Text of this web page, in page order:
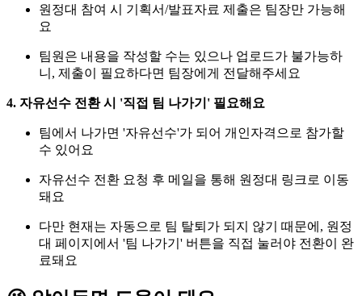
원정대 참여 시 기획서/발표자료 제출은 팀장만 가능해
요
팀원은 내용을 작성할 수는 있으나 업로드가 불가능하
니, 제출이 필요하다면 팀장에게 전달해주세요
4. 자유선수 전환 시 '직접 팀 나가기' 필요해요
팀에서 나가면 '자유선수'가 되어 개인자격으로 참가할
수 있어요
자유선수 전환 요청 후 메일을 통해 원정대 링크로 이동
돼요
다만 현재는 자동으로 팀 탈퇴가 되지 않기 때문에, 원정
대 페이지에서 '팀 나가기' 버튼을 직접 눌러야 전환이 완
료돼요